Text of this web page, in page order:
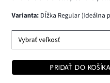
varianta: Dĺžka Regular (Ideálna
Vybrať veľkosť
PRIDAŤ DO KOŠÍKA